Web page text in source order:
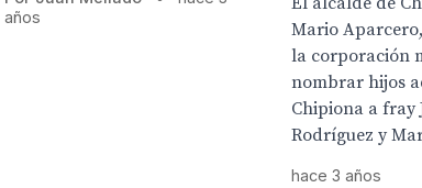
años
Mario
la corporación
nombrar hijos
Chipiona a fray
Rodríguez y
hace 3 años